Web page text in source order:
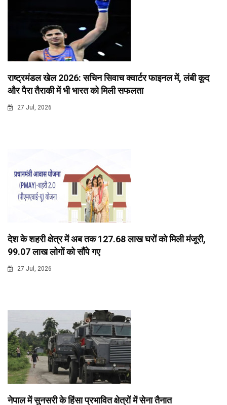
राष्ट्रमंडल खेल 2026: सचिन सिवाच क्वार्टर फाइनल में, लंबी कूद
और पैरा तैराकी में भी भारत को मिली सफलता
27 Jul, 2026
देश के शहरी क्षेत्र में अब तक 127.68 लाख घरों को मिली मंजूरी,
99.07 लाख लोगों को सौंपे गए
27 Jul, 2026
नेपाल में सुनसरी के हिंसा प्रभावित क्षेत्रों में सेना तैनात